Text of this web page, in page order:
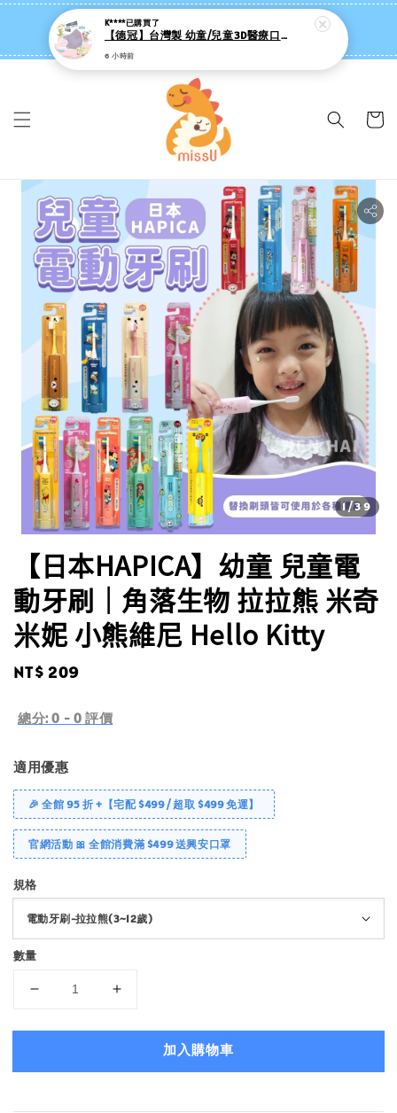
missU 迷思悠官方旗艦店 ❤️ 迷粉招募中
👉點我【追蹤社群送 $20 】
1/39
【日本HAPICA】幼童 兒童電
動牙刷｜角落生物 拉拉熊 米奇
米妮 小熊維尼 Hello Kitty
Regular
NT$ 209
總分:0 - 0 評價
適用優惠
🎉 全館 95 折 +【宅配 $499 / 超取 $499 免運】
官網活動 🎀 全館消費滿 $499 送興安口罩
規格
數量
加入購物車